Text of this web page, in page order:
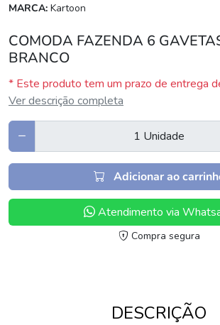
MARCA: Kartoon
COMODA FAZENDA 6
BRANCO
* Este produto tem um prazo de entrega
Ver descrição completa
Adicionar ao
Atendimento via
Compra segura
DESCRIÇÃO